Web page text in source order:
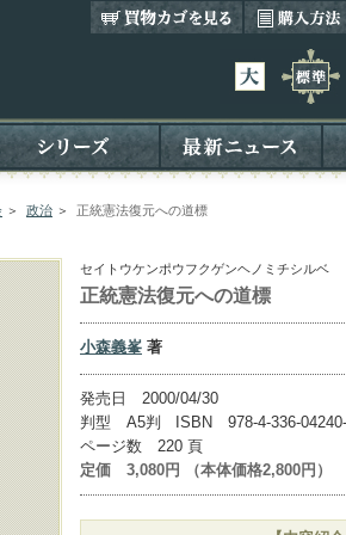
＞ 政治 ＞ 正統憲法復元への道標
セイトウケンポウフクゲンヘノミチシルベ
正統憲法復元への道標
小森義峯 著
発売日 2000/04/30
判型 A5判 ISBN 978-4-336-
ページ数 220 頁
定価 3,080円 （本体価格2,800円）